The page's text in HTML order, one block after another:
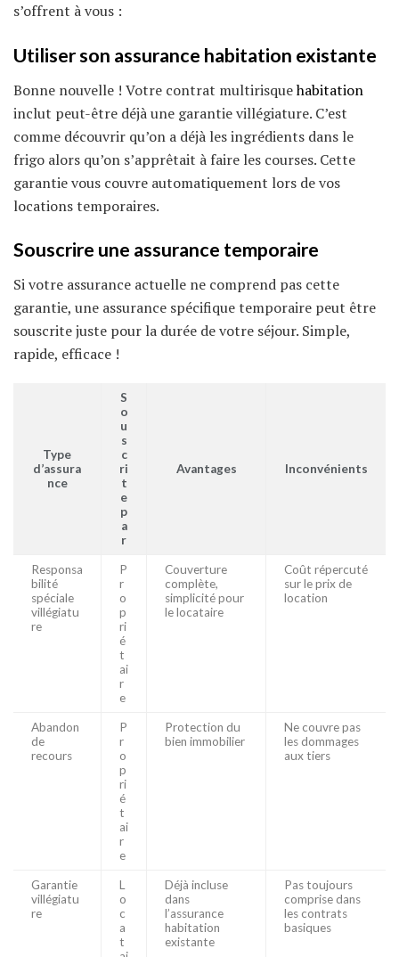
s’offrent à vous :
Utiliser son assurance habitation existante
Bonne nouvelle ! Votre contrat multirisquehabitation
inclut peut-être déjà une garantie villégiature. C’est
comme découvrir qu’on a déjà les ingrédients dans le
frigo alors qu’on s’apprêtait à faire les courses. Cette
garantie vous couvre automatiquement lors de vos
locations temporaires.
Souscrire une assurance temporaire
Si votre assurance actuelle ne comprend pas cette
garantie, une assurance spécifique temporaire peut être
souscrite juste pour la durée de votre séjour. Simple,
rapide, efficace !
Type
d’assura
nce
S
o
u
s
c
ri
t
e
p
a
r
Avantages Inconvénients
Responsa
bilité
spéciale
villégiatu
re
P
r
o
p
ri
é
t
ai
r
e
Couverture
complète,
simplicité pour
le locataire
Coût répercuté
sur le prix de
location
Abandon
de
recours
P
r
o
p
ri
é
t
ai
r
e
Protection du
bien immobilier
Ne couvre pas
les dommages
aux tiers
Garantie
villégiatu
re
L
o
c
a
t
Déjà incluse
dans
l’assurance
habitation
existante
Pas toujours
comprise dans
les contrats
basiques